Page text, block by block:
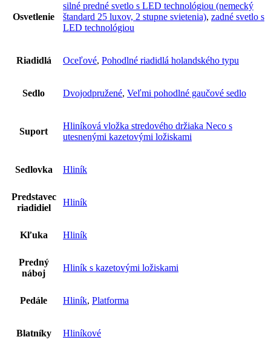
Osvetlenie
silné predné svetlo s LED technológiou (nemecký
štandard 25 luxov, 2 stupne svietenia), zadné svetlo s
LED technológiou
Riadidlá Oceľové, Pohodlné riadidlá holandského typu
Sedlo Dvojodpružené, Veľmi pohodlné gaučové sedlo
Suport
Hliníková vložka stredového držiaka Neco s
utesnenými kazetovými ložiskami
Sedlovka Hliník
Predstavec
riadidiel
Hliník
Kľuka Hliník
Predný
náboj
Hliník s kazetovými ložiskami
Pedále Hliník, Platforma
Blatníky Hliníkové